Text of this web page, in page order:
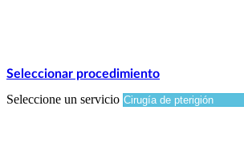
Seleccionar procedimiento
Seleccione un servicio